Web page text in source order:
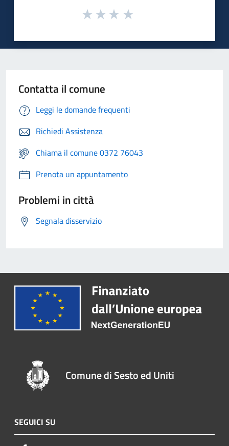
Contatta il comune
Leggi le domande frequenti
Richiedi Assistenza
Chiama il comune 0372 76043
Prenota un appuntamento
Problemi in città
Segnala disservizio
Comune di Sesto ed Uniti
SEGUICI SU